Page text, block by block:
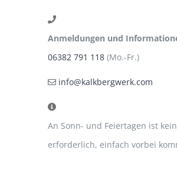
Anmeldungen und
06382 791 118 (Mo.-Fr.)
info@kalkbergwerk.com
An Sonn- und Feiertagen ist
erforderlich, einfach vorbei